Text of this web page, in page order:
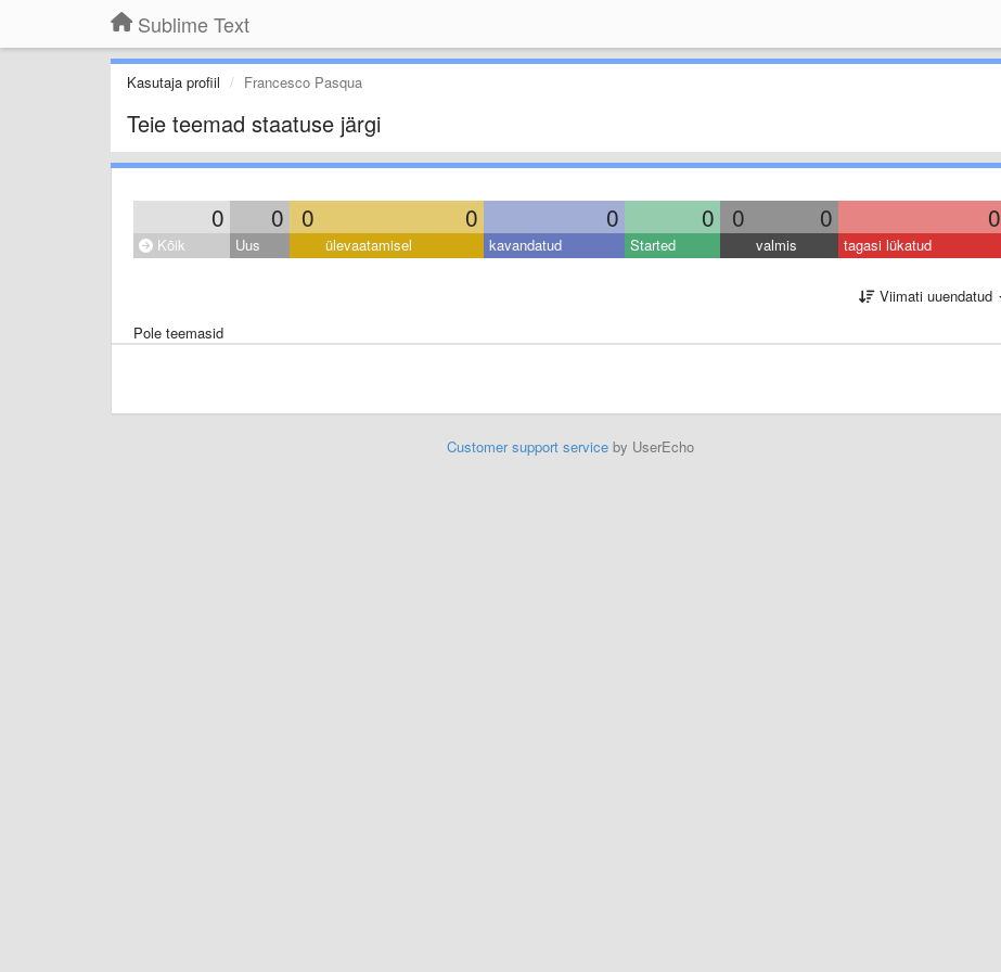
Sublime Text
Kasutaja profiil Francesco Pasqua
Teie teemad staatuse järgi
0 0 0 0 0 0 0 0 0
Kõik Uus ülevaatamisel kavandatud Started valmis tagasi lükatud
Viimati uuendatud
Pole teemasid
Customer support serviceby UserEcho